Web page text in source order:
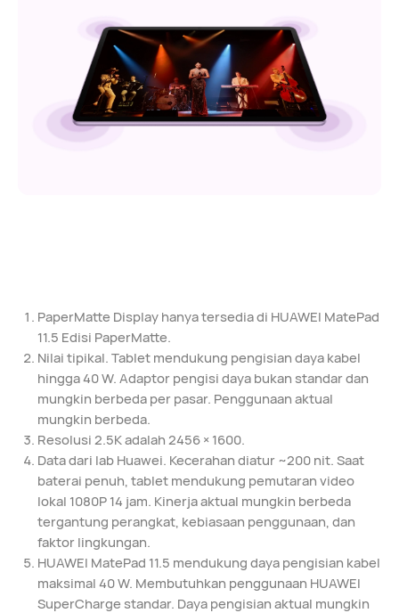
PaperMatte Display hanya tersedia di HUAWEI MatePad
11.5 Edisi PaperMatte.
Nilai tipikal. Tablet mendukung pengisian daya kabel
hingga 40 W. Adaptor pengisi daya bukan standar dan
mungkin berbeda per pasar. Penggunaan aktual
mungkin berbeda.
Resolusi 2.5K adalah 2456 × 1600.
Data dari lab Huawei. Kecerahan diatur ~200 nit. Saat
baterai penuh, tablet mendukung pemutaran video
lokal 1080P 14 jam. Kinerja aktual mungkin berbeda
tergantung perangkat, kebiasaan penggunaan, dan
faktor lingkungan.
HUAWEI MatePad 11.5 mendukung daya pengisian kabel
maksimal 40 W. Membutuhkan penggunaan HUAWEI
SuperCharge standar. Daya pengisian aktual mungkin